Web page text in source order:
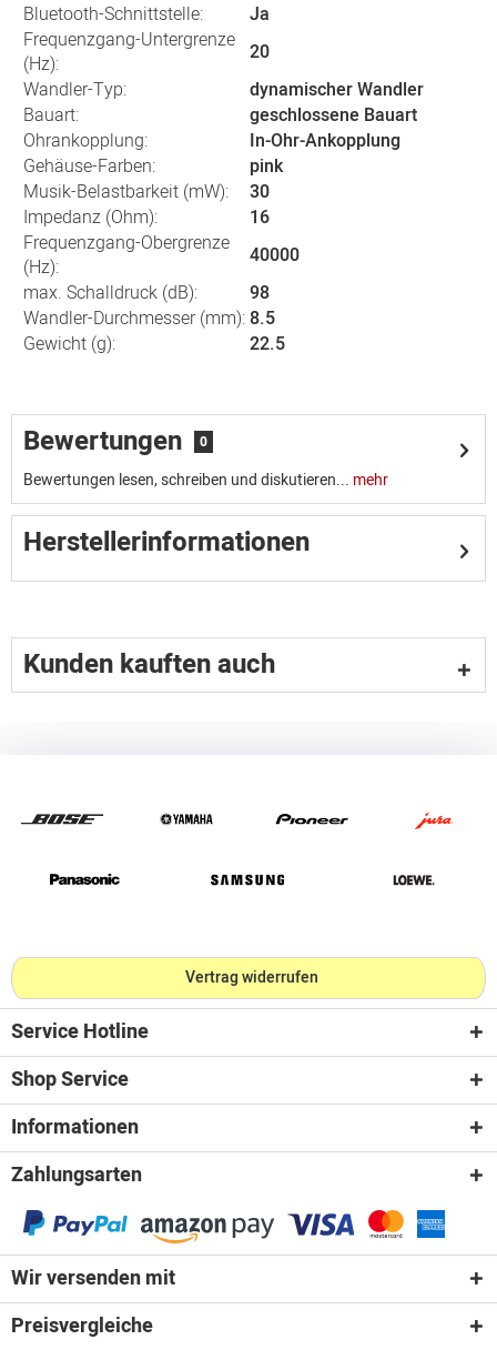
Bluetooth-Schnittstelle:
Ja
Frequenzgang-Untergrenze
(Hz):
20
Wandler-Typ:
dynamischer Wandler
Bauart:
geschlossene Bauart
Ohrankopplung:
In-Ohr-Ankopplung
Gehäuse-Farben:
pink
Musik-Belastbarkeit (mW):
30
Impedanz (Ohm):
16
Frequenzgang-Obergrenze
(Hz):
40000
max. Schalldruck (dB):
98
Wandler-Durchmesser (mm):8.5
Gewicht (g):
22.5
Bewertungen 0
Bewertungen lesen, schreiben und diskutieren... mehr
Herstellerinformationen
Kunden kauften auch
Vertrag widerrufen
Service Hotline
Shop Service
Informationen
Zahlungsarten
Wir versenden mit
Preisvergleiche